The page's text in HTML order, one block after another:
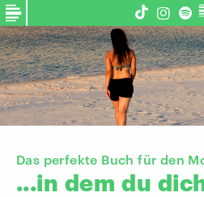
Das perfekte Buch für den
...in dem du